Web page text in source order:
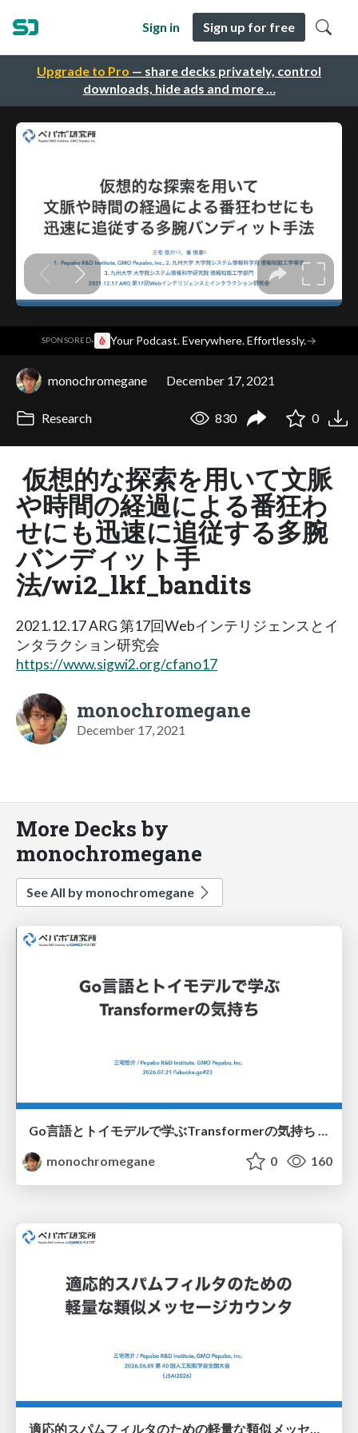
Upgrade to Pro — share decks privately, control
downloads, hide ads and more …
Sign in Sign up for free
SPONSORED· Your Podcast. Everywhere. Effortlessly.→
monochromegane December 17, 2021
Research 830 0
仮想的な探索を用いて文脈
や時間の経過による番狂わ
せにも迅速に追従する多腕
バンディット手
法/wi2_lkf_bandits
2021.12.17 ARG 第17回Webインテリジェンスとイ
ンタラクション研究会
https://www.sigwi2.org/cfano17
monochromegane
December 17, 2021
More Decks by
monochromegane
See All by monochromegane
Go言語とトイモデルで学ぶTransformerの気持ち / fukuokago23-transformer
monochromegane
0 160